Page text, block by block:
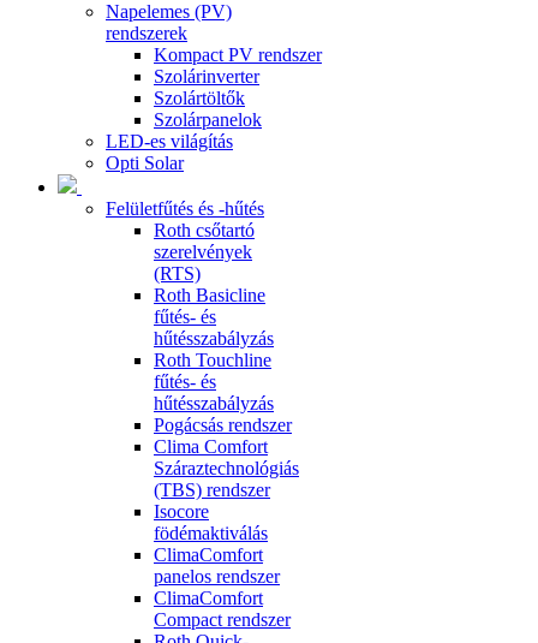
Napelemes (PV)
rendszerek
Kompact PV rendszer
Szolárinverter
Szolártöltők
Szolárpanelok
LED-es világítás
Opti Solar
Felületfűtés és -hűtés
Roth csőtartó
szerelvények
(RTS)
Roth Basicline
fűtés- és
hűtésszabályzás
Roth Touchline
fűtés- és
hűtésszabályzás
Pogácsás rendszer
Clima Comfort
Száraztechnológiás
(TBS) rendszer
Isocore
födémaktiválás
ClimaComfort
panelos rendszer
ClimaComfort
Compact rendszer